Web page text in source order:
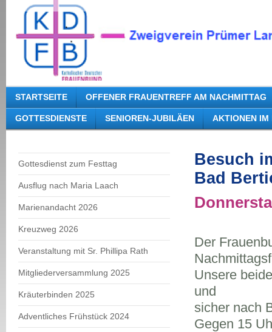
STARTSEITE OFFENER FRAUENTREFF AM NACHMITTAG
GOTTESDIENSTE SENIOREN-JUBILÄEN AKTIONEN IM
Gottesdienst zum Festtag
Ausflug nach Maria Laach
Marienandacht 2026
Kreuzweg 2026
Veranstaltung mit Sr. Phillipa Rath
Mitgliederversammlung 2025
Kräuterbinden 2025
Adventliches Frühstück 2024
Besuch
Bad
Der
Unsere
und
sicher nach
Gegen 15